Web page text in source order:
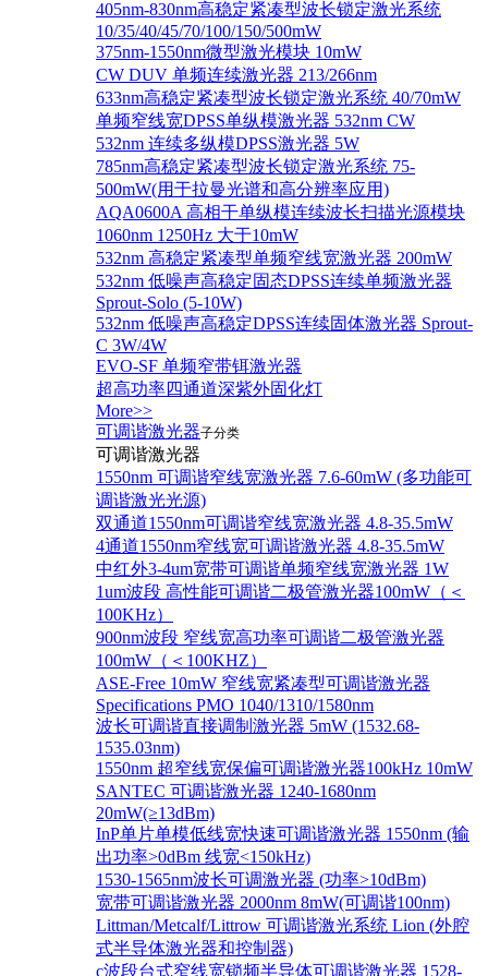
405nm-830nm高稳定紧凑型波长锁定激光系统
10/35/40/45/70/100/150/500mW
375nm-1550nm微型激光模块 10mW
CW DUV 单频连续激光器 213/266nm
633nm高稳定紧凑型波长锁定激光系统 40/70mW
单频窄线宽DPSS单纵模激光器 532nm CW
532nm 连续多纵模DPSS激光器 5W
785nm高稳定紧凑型波长锁定激光系统 75-
500mW(用于拉曼光谱和高分辨率应用)
AQA0600A 高相干单纵模连续波长扫描光源模块
1060nm 1250Hz 大于10mW
532nm 高稳定紧凑型单频窄线宽激光器 200mW
532nm 低噪声高稳定固态DPSS连续单频激光器
Sprout‐Solo (5-10W)
532nm 低噪声高稳定DPSS连续固体激光器 Sprout-
C 3W/4W
EVO-SF 单频窄带铒激光器
超高功率四通道深紫外固化灯
More>>
可调谐激光器子分类
可调谐激光器
1550nm 可调谐窄线宽激光器 7.6-60mW (多功能可
调谐激光光源)
双通道1550nm可调谐窄线宽激光器 4.8-35.5mW
4通道1550nm窄线宽可调谐激光器 4.8-35.5mW
中红外3-4um宽带可调谐单频窄线宽激光器 1W
1um波段 高性能可调谐二极管激光器100mW（＜
100KHz）
900nm波段 窄线宽高功率可调谐二极管激光器
100mW（＜100KHZ）
ASE-Free 10mW 窄线宽紧凑型可调谐激光器
Specifications PMO 1040/1310/1580nm
波长可调谐直接调制激光器 5mW (1532.68-
1535.03nm)
1550nm 超窄线宽保偏可调谐激光器100kHz 10mW
SANTEC 可调谐激光器 1240-1680nm
20mW(≥13dBm)
InP单片单模低线宽快速可调谐激光器 1550nm (输
出功率>0dBm 线宽<150kHz)
1530-1565nm波长可调激光器 (功率>10dBm)
宽带可调谐激光器 2000nm 8mW(可调谐100nm)
Littman/Metcalf/Littrow 可调谐激光系统 Lion (外腔
式半导体激光器和控制器)
c波段台式窄线宽锁频半导体可调谐激光器 1528-